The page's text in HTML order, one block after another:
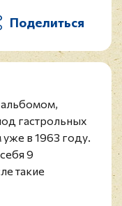
альбомом,
гастрольных
в 1963 году.
9
такие
Lament",